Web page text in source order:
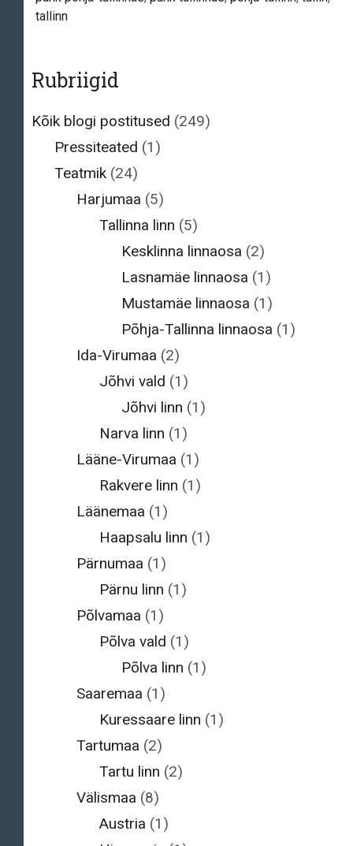
tallinn
Rubriigid
Kõik blogi postitused (249)
Pressiteated (1)
Teatmik(24)
Harjumaa (5)
Tallinna linn (5)
Kesklinna linnaosa (2)
Lasnamäe linnaosa (1)
Mustamäe linnaosa (1)
Põhja-Tallinna linnaosa (1)
Ida-Virumaa (2)
Jõhvi vald (1)
Jõhvi linn (1)
Narva linn (1)
Lääne-Virumaa (1)
Rakvere linn (1)
Läänemaa (1)
Haapsalu linn (1)
Pärnumaa (1)
Pärnu linn (1)
Põlvamaa (1)
Põlva vald (1)
Põlva linn (1)
Saaremaa (1)
Kuressaare linn (1)
Tartumaa (2)
Tartu linn (2)
Välismaa (8)
Austria (1)